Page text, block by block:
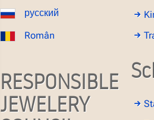
русский
Român
RESPONSIBLE
JEWELERY